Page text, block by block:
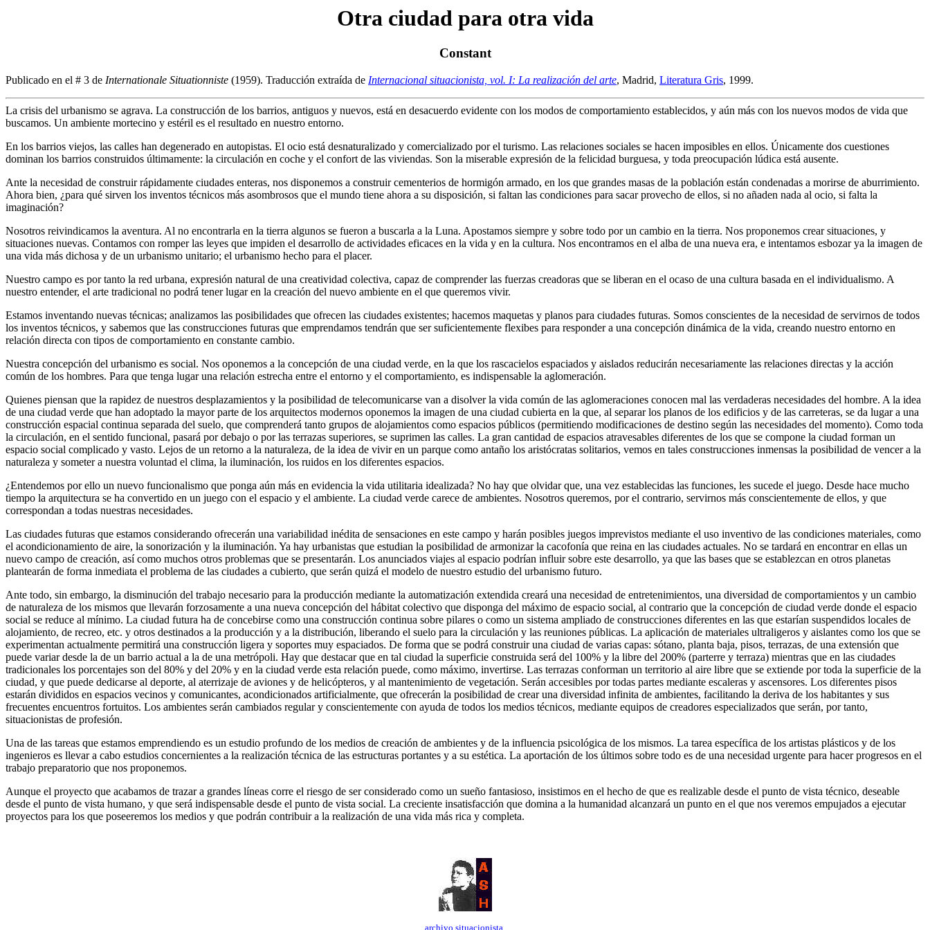
Otra ciudad para otra vida
Constant
Publicado en el # 3 de Internationale Situationniste (1959). Traducción extraída de Internacional situacionista, vol. I: La realización del arte, Madrid, Literatura Gris, 1999.
La crisis del urbanismo se agrava. La construcción de los barrios, antiguos y nuevos, está en desacuerdo evidente con los modos de comportamiento establecidos, y aún más con los nuevos modos de vida que
buscamos. Un ambiente mortecino y estéril es el resultado en nuestro entorno.
En los barrios viejos, las calles han degenerado en autopistas. El ocio está desnaturalizado y comercializado por el turismo. Las relaciones sociales se hacen imposibles en ellos. Únicamente dos cuestiones
dominan los barrios construidos últimamente: la circulación en coche y el confort de las viviendas. Son la miserable expresión de la felicidad burguesa, y toda preocupación lúdica está ausente.
Ante la necesidad de construir rápidamente ciudades enteras, nos disponemos a construir cementerios de hormigón armado, en los que grandes masas de la población están condenadas a morirse de aburrimiento.
Ahora bien, ¿para qué sirven los inventos técnicos más asombrosos que el mundo tiene ahora a su disposición, si faltan las condiciones para sacar provecho de ellos, si no añaden nada al ocio, si falta la
imaginación?
Nosotros reivindicamos la aventura. Al no encontrarla en la tierra algunos se fueron a buscarla a la Luna. Apostamos siempre y sobre todo por un cambio en la tierra. Nos proponemos crear situaciones, y
situaciones nuevas. Contamos con romper las leyes que impiden el desarrollo de actividades eficaces en la vida y en la cultura. Nos encontramos en el alba de una nueva era, e intentamos esbozar ya la imagen de
una vida más dichosa y de un urbanismo unitario; el urbanismo hecho para el placer.
Nuestro campo es por tanto la red urbana, expresión natural de una creatividad colectiva, capaz de comprender las fuerzas creadoras que se liberan en el ocaso de una cultura basada en el individualismo. A
nuestro entender, el arte tradicional no podrá tener lugar en la creación del nuevo ambiente en el que queremos vivir.
Estamos inventando nuevas técnicas; analizamos las posibilidades que ofrecen las ciudades existentes; hacemos maquetas y planos para ciudades futuras. Somos conscientes de la necesidad de servirnos de todos
los inventos técnicos, y sabemos que las construcciones futuras que emprendamos tendrán que ser suficientemente flexibes para responder a una concepción dinámica de la vida, creando nuestro entorno en
relación directa con tipos de comportamiento en constante cambio.
Nuestra concepción del urbanismo es social. Nos oponemos a la concepción de una ciudad verde, en la que los rascacielos espaciados y aislados reducirán necesariamente las relaciones directas y la acción
común de los hombres. Para que tenga lugar una relación estrecha entre el entorno y el comportamiento, es indispensable la aglomeración.
Quienes piensan que la rapidez de nuestros desplazamientos y la posibilidad de telecomunicarse van a disolver la vida común de las aglomeraciones conocen mal las verdaderas necesidades del hombre. A la idea
de una ciudad verde que han adoptado la mayor parte de los arquitectos modernos oponemos la imagen de una ciudad cubierta en la que, al separar los planos de los edificios y de las carreteras, se da lugar a una
construcción espacial continua separada del suelo, que comprenderá tanto grupos de alojamientos como espacios públicos (permitiendo modificaciones de destino según las necesidades del momento). Como toda
la circulación, en el sentido funcional, pasará por debajo o por las terrazas superiores, se suprimen las calles. La gran cantidad de espacios atravesables diferentes de los que se compone la ciudad forman un
espacio social complicado y vasto. Lejos de un retorno a la naturaleza, de la idea de vivir en un parque como antaño los aristócratas solitarios, vemos en tales construcciones inmensas la posibilidad de vencer a la
naturaleza y someter a nuestra voluntad el clima, la iluminación, los ruidos en los diferentes espacios.
¿Entendemos por ello un nuevo funcionalismo que ponga aún más en evidencia la vida utilitaria idealizada? No hay que olvidar que, una vez establecidas las funciones, les sucede el juego. Desde hace mucho
tiempo la arquitectura se ha convertido en un juego con el espacio y el ambiente. La ciudad verde carece de ambientes. Nosotros queremos, por el contrario, servirnos más conscientemente de ellos, y que
correspondan a todas nuestras necesidades.
Las ciudades futuras que estamos considerando ofrecerán una variabilidad inédita de sensaciones en este campo y harán posibles juegos imprevistos mediante el uso inventivo de las condiciones materiales, como
el acondicionamiento de aire, la sonorización y la iluminación. Ya hay urbanistas que estudian la posibilidad de armonizar la cacofonía que reina en las ciudades actuales. No se tardará en encontrar en ellas un
nuevo campo de creación, así como muchos otros problemas que se presentarán. Los anunciados viajes al espacio podrían influir sobre este desarrollo, ya que las bases que se establezcan en otros planetas
plantearán de forma inmediata el problema de las ciudades a cubierto, que serán quizá el modelo de nuestro estudio del urbanismo futuro.
Ante todo, sin embargo, la disminución del trabajo necesario para la producción mediante la automatización extendida creará una necesidad de entretenimientos, una diversidad de comportamientos y un cambio
de naturaleza de los mismos que llevarán forzosamente a una nueva concepción del hábitat colectivo que disponga del máximo de espacio social, al contrario que la concepción de ciudad verde donde el espacio
social se reduce al mínimo. La ciudad futura ha de concebirse como una construcción continua sobre pilares o como un sistema ampliado de construcciones diferentes en las que estarían suspendidos locales de
alojamiento, de recreo, etc. y otros destinados a la producción y a la distribución, liberando el suelo para la circulación y las reuniones públicas. La aplicación de materiales ultraligeros y aislantes como los que se
experimentan actualmente permitirá una construcción ligera y soportes muy espaciados. De forma que se podrá construir una ciudad de varias capas: sótano, planta baja, pisos, terrazas, de una extensión que
puede variar desde la de un barrio actual a la de una metrópoli. Hay que destacar que en tal ciudad la superficie construida será del 100% y la libre del 200% (parterre y terraza) mientras que en las ciudades
tradicionales los porcentajes son del 80% y del 20% y en la ciudad verde esta relación puede, como máximo, invertirse. Las terrazas conforman un territorio al aire libre que se extiende por toda la superficie de la
ciudad, y que puede dedicarse al deporte, al aterrizaje de aviones y de helicópteros, y al mantenimiento de vegetación. Serán accesibles por todas partes mediante escaleras y ascensores. Los diferentes pisos
estarán divididos en espacios vecinos y comunicantes, acondicionados artificialmente, que ofrecerán la posibilidad de crear una diversidad infinita de ambientes, facilitando la deriva de los habitantes y sus
frecuentes encuentros fortuitos. Los ambientes serán cambiados regular y conscientemente con ayuda de todos los medios técnicos, mediante equipos de creadores especializados que serán, por tanto,
situacionistas de profesión.
Una de las tareas que estamos emprendiendo es un estudio profundo de los medios de creación de ambientes y de la influencia psicológica de los mismos. La tarea específica de los artistas plásticos y de los
ingenieros es llevar a cabo estudios concernientes a la realización técnica de las estructuras portantes y a su estética. La aportación de los últimos sobre todo es de una necesidad urgente para hacer progresos en el
trabajo preparatorio que nos proponemos.
Aunque el proyecto que acabamos de trazar a grandes líneas corre el riesgo de ser considerado como un sueño fantasioso, insistimos en el hecho de que es realizable desde el punto de vista técnico, deseable
desde el punto de vista humano, y que será indispensable desde el punto de vista social. La creciente insatisfacción que domina a la humanidad alcanzará un punto en el que nos veremos empujados a ejecutar
proyectos para los que poseeremos los medios y que podrán contribuir a la realización de una vida más rica y completa.
archivo situacionista